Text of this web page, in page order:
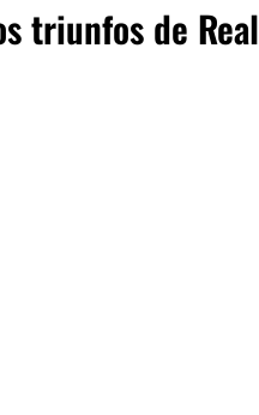
triunfos de Real